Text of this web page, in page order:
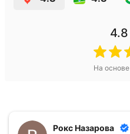
4.8
На основе
Рокс Назарова